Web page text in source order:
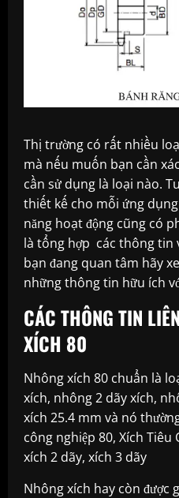
Thị trường có rất nhiều
mà nếu muốn bạn cần
cần sử dụng là loại nào.
thiết kế cho mỗi ứng
năng hoạt động cũng có
là tổng hợp các thông tin
bạn đang quan tâm hãy
những thông tin hữu ích
CÁC THÔNG TIN
XÍCH 80
Nhông xích 80 chuẩn là
xích, nhông 2 dãy xích,
xích 25.4 mm và nó
công nghiệp 80, Xích Tiêu
xích 2 dãy, xích 3 dãy
Nhông xích hay còn được